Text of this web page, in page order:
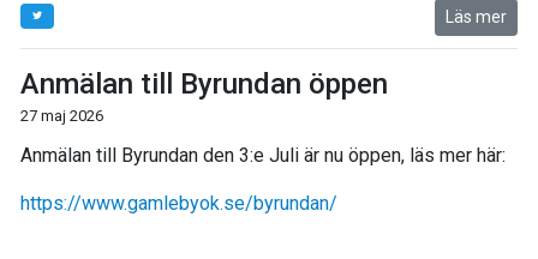
Läs mer
Anmälan till Byrundan öppen
27 maj 2026
Anmälan till Byrundan den 3:e Juli är nu öppen, läs mer här:
https://www.gamlebyok.se/byrundan/